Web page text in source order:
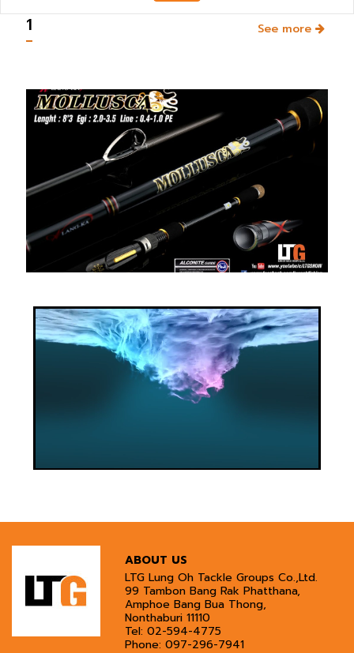
1 See more
ABOUT US
LTG Lung Oh Tackle Groups Co.,Ltd.
99 Tambon Bang Rak Phatthana,
Amphoe Bang Bua Thong,
Nonthaburi 11110
Tel: 02-594-4775
Phone: 097-296-7941